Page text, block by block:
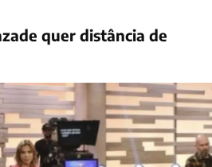
quer distância de